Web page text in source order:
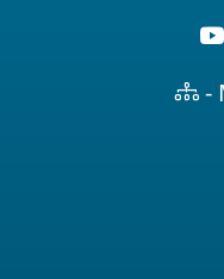
-